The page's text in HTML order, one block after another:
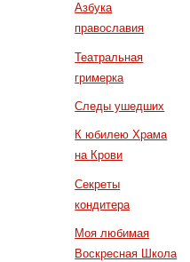
Азбука
православия
Театральная
гримерка
Следы ушедших
К юбилею Храма
на Крови
Секреты
кондитера
Моя любимая
Воскресная Школа